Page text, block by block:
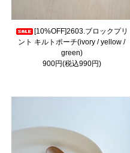
[10%OFF]2603.ブロックプリ
ント キルトポーチ(ivory / yellow /
green)
900円(税込990円)